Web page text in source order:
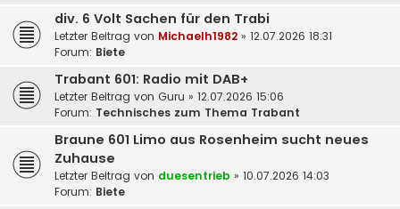
div. 6 Volt Sachen für den Trabi
Letzter Beitrag von Michaelh1982 » 12.07.2026 18:31
Forum: Biete
Trabant 601: Radio mit DAB+
Letzter Beitrag von Guru » 12.07.2026 15:06
Forum: Technisches zum Thema Trabant
Braune 601 Limo aus Rosenheim sucht neues
Zuhause
Letzter Beitrag von duesentrieb » 10.07.2026 14:03
Forum: Biete